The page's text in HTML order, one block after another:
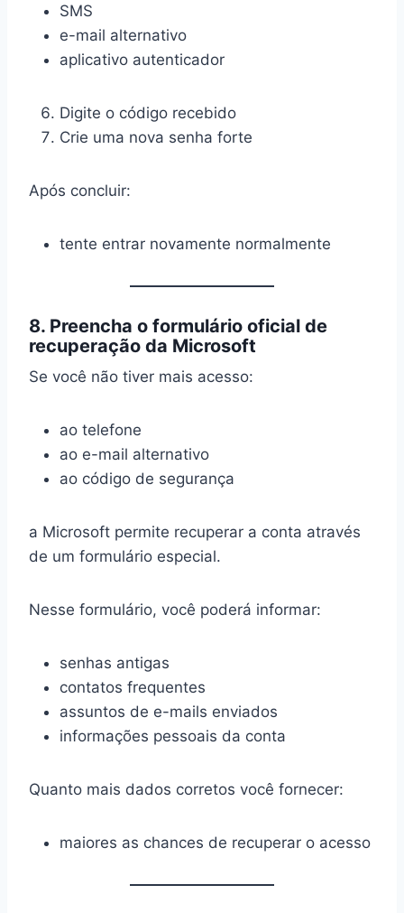
SMS
e-mail alternativo
aplicativo autenticador
Digite o código recebido
Crie uma nova senha forte
Após concluir:
tente entrar novamente normalmente
8. Preencha o formulário oficial de
recuperação da Microsoft
Se você não tiver mais acesso:
ao telefone
ao e-mail alternativo
ao código de segurança
a Microsoft permite recuperar a conta através
de um formulário especial.
Nesse formulário, você poderá informar:
senhas antigas
contatos frequentes
assuntos de e-mails enviados
informações pessoais da conta
Quanto mais dados corretos você fornecer:
maiores as chances de recuperar o acesso